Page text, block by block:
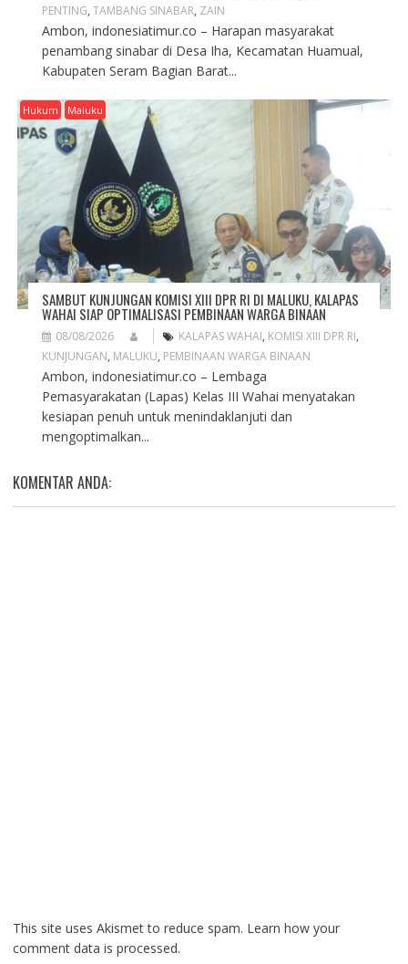
PENTING, TAMBANG SINABAR, ZAIN
Ambon, indonesiatimur.co – Harapan masyarakat
penambang sinabar di Desa Iha, Kecamatan Huamual,
Kabupaten Seram Bagian Barat...
Hukum Maluku
SAMBUT KUNJUNGAN KOMISI XIII DPR RI DI MALUKU, KALAPAS
WAHAI SIAP OPTIMALISASI PEMBINAAN WARGA BINAAN
08/08/2026 KALAPAS WAHAI, KOMISI XIII DPR RI,
KUNJUNGAN, MALUKU, PEMBINAAN WARGA BINAAN
Ambon, indonesiatimur.co – Lembaga
Pemasyarakatan (Lapas) Kelas III Wahai menyatakan
kesiapan penuh untuk menindaklanjuti dan
mengoptimalkan...
KOMENTAR ANDA:
This site uses Akismet to reduce spam. Learn how your
comment data is processed.